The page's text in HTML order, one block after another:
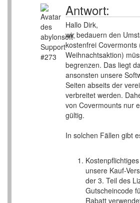
Antwort:
Hallo Dirk,
wir bedauern den
kostenfrei Covermonts
Weihnachtsaktion)
begrenzen. Das liegt
ansonsten unsere
Seiten abseits der
verbreitet werden.
von Covermounts nur
gültig.
In solchen Fällen gibt
unsere Kauf-
der 3. Teil des
Gutscheincode
Rabatt